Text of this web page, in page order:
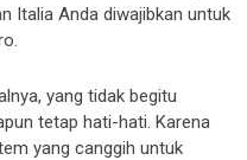
Italia Anda diwajibkan untuk
yang tidak begitu
tetap hati-hati. Karena
yang canggih untuk